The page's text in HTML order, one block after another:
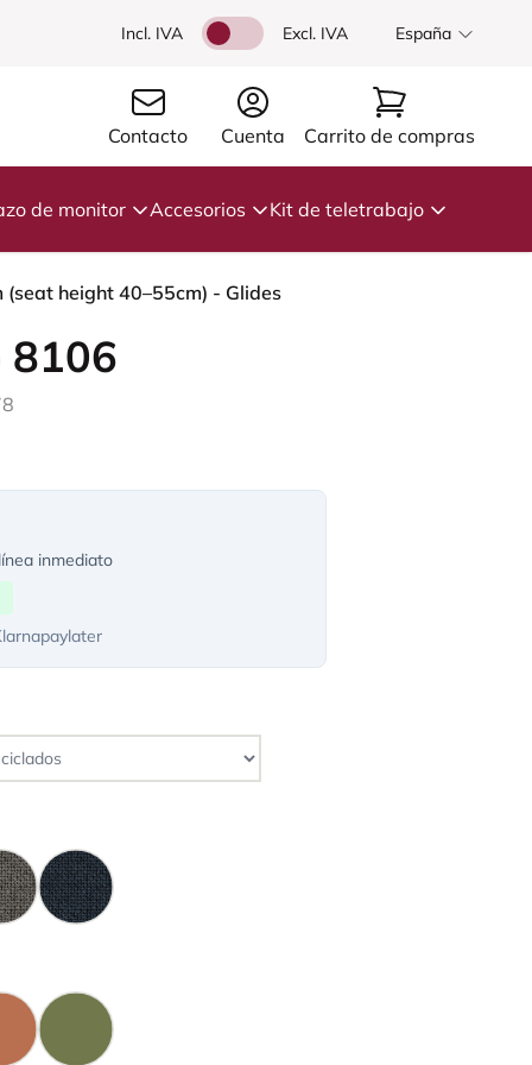
Incl. IVA Excl. IVA España
Contacto Cuenta Carrito de compras
de monitor Accesorios Kit de teletrabajo
height 40–55cm) - Glides
8106
inmediato